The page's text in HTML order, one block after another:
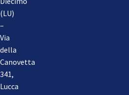
(LU)
–
Via
della
Canovetta
341,
Lucca